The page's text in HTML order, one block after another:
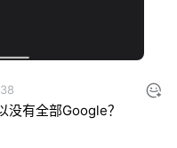
有全部Google？